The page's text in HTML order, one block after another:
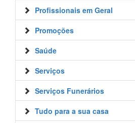
Profissionais em Geral
Promoções
Saúde
Serviços
Serviços Funerários
Tudo para a sua casa